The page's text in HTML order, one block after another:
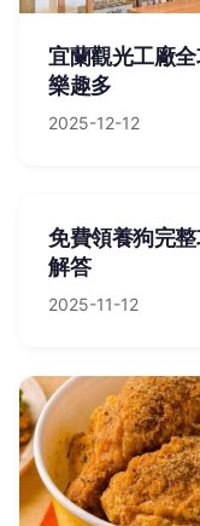
宜蘭觀光工廠
樂趣多
2025-12-12
免費領養狗完
解答
2025-11-12